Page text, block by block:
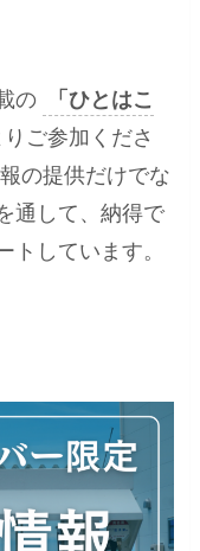
の
「ひとはこ
りご参加くださ
の提供だけでな
通して、納得で
トしています。